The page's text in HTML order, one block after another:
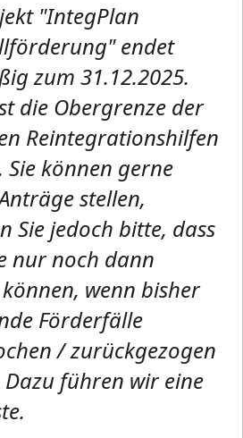
"IntegPlan
endet
zum 31.12.2025.
die Obergrenze der
Reintegrationshilfen
Sie können gerne
stellen,
Sie jedoch bitte, dass
nur noch dann
wenn bisher
Förderfälle
/ zurückgezogen
Dazu führen wir eine